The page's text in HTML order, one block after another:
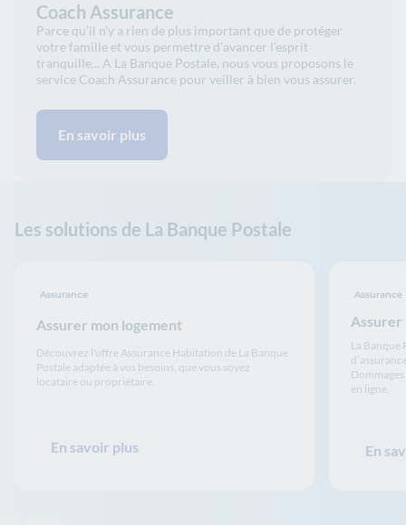
Coach Assurance
Parce qu’il n’y a rien de plus important que de protéger
votre famille et vous permettre d’avancer l’esprit
tranquille... A La Banque Postale, nous vous proposons le
service Coach Assurance pour veiller à bien vous assurer.
En savoir plus
Les solutions de La Banque Postale
Assurer mon logement
Assurance
Découvrez l'offre Assurance Habitation de La Banque
Postale adaptée à vos besoins, que vous soyez
locataire ou propriétaire.
En savoir plus
Assurer
Assurance
La Banque
en ligne.
En